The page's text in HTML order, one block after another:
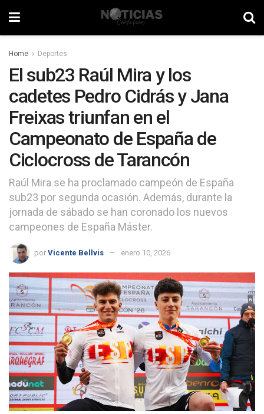
Home Deportes
El sub23 Raúl Mira y los
cadetes Pedro Cidrás y Jana
Freixas triunfan en el
Campeonato de España de
Ciclocross de Tarancón
Raúl Mira se ha proclamado campeón de España
sub23 por segunda ocasión. Además, durante la
jornada de sábado se han coronado los nuevos
campeones de España Máster.
por Vicente Bellvis enero 10, 2026